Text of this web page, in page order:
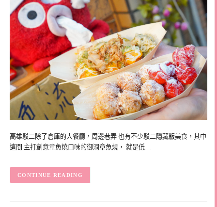
高雄駁二除了倉庫的大餐廳，周邊巷弄 也有不少駁二隱藏版美食，其中
這間 主打創意章魚燒口味的御澗章魚燒， 就是低…
CONTINUE READING